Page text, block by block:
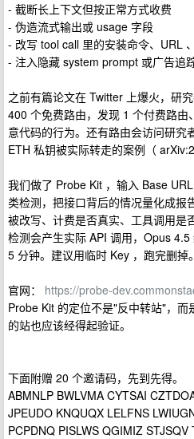
- 截断长上下文但按正常方式收费
- 伪造流式输出或 usage 字段
- 改写 tool call 里的安装命令、URL
- 注入隐藏 system prompt 或广告追
之前有篇论文在 Twitter 上爆火，研
400 个免费路由，发现 1 个付费路
意代码的行为。还有路由会访问研究
ETH 私钥被实际转走的案例（
我们做了 Probe Kit ，输入 Base
类检测，把接口背后的情况量化成报
被改写、计费是否真实、工具调用是
检测会产生实际 API 调用，Opus
5 分钟。建议用临时 Key ，跑完删掉。
官网： https://probe-
Probe Kit 的定位不是"反中转站"，
的站也应该经得起验证。
下面附赠 20 个邀请码，先到先得。
ABMNLP BWLVMA CYTSAI
JPEUDO KNQUQX LELFNS
PCPDNQ PISLWS QGIMIZ STJSQV